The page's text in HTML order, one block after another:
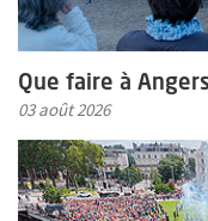
Que faire à
03 août 2026
En savoir plus sur